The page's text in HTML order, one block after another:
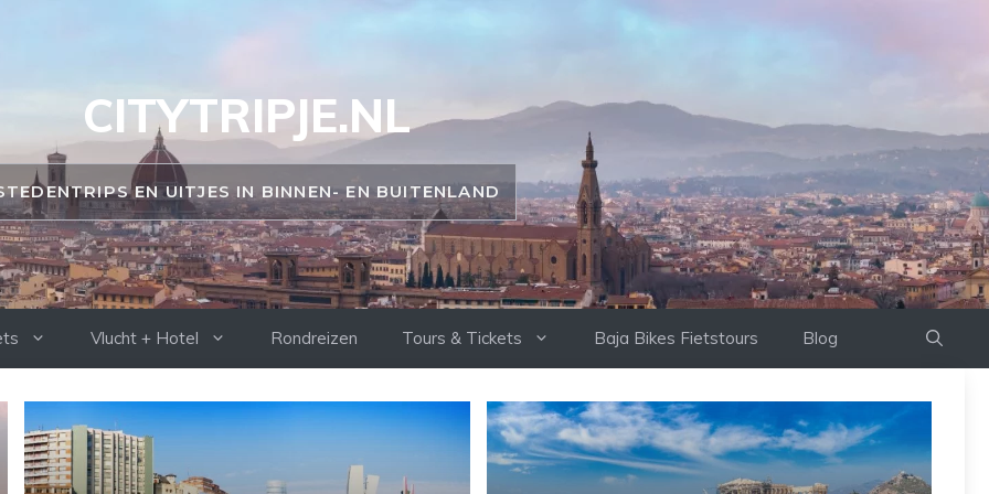
CITYTRIPJE.NL
EN UITJES IN BINNEN- EN BUITENLAND
Vlucht + Hotel Rondreizen Tours & Tickets Baja Bikes Fietstours Blog